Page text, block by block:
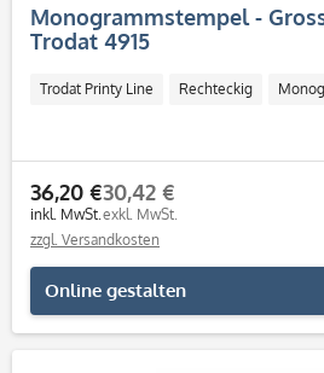
Monogrammstempel -
Trodat 4915
Trodat Printy Line Rechteckig
36,20 €
inkl. MwSt.
30,42 €
exkl. MwSt.
zzgl. Versandkosten
Online gestalten